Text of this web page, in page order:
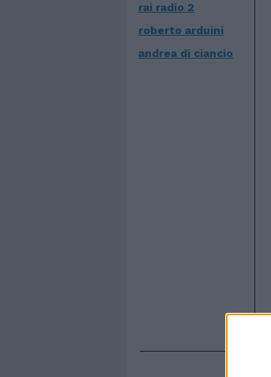
rai radio 2
roberto arduini
andrea di ciancio